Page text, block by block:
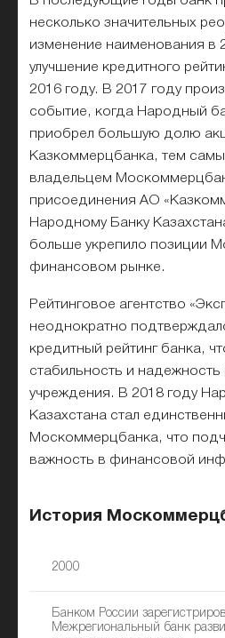
несколько значительных
изменение наименования в
улучшение кредитного
2016 году. В 2017 году
событие, когда Народный
приобрел большую долю
Казкоммерцбанка, тем
владельцем
присоединения АО
Народному Банку
больше укрепило позиции
финансовом рынке.
Рейтинговое агентство
неоднократно
кредитный рейтинг банка,
стабильность и
учреждения. В 2018 году
Казахстана стал
Москоммерцбанка, что
важность в финансовой
История
2000
Банком России
Межрегиональный банк